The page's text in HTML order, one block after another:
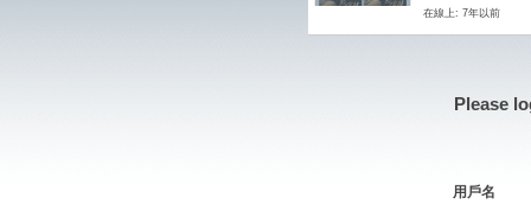
在線上: 7年以前
Please
用戶名